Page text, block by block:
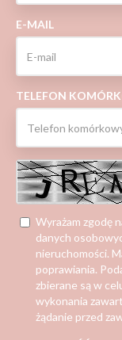
E-MAIL
TELEFON
Wyrażam zgodę
danych
nieruchomości.
poprawiania.
zbierane są w
wykonania
żądanie przed